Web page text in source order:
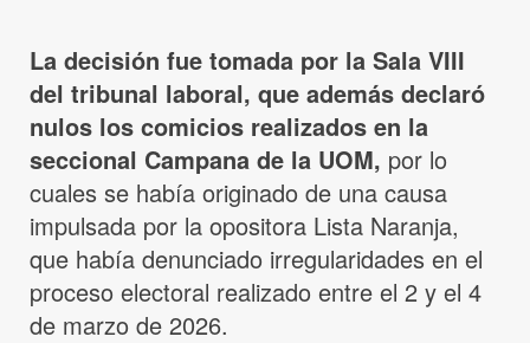
La decisión fue tomada por la Sala VIII
del tribunal laboral, que además declaró
nulos los comicios realizados en la
seccional Campana de la UOM, por lo
cuales se había originado de una causa
impulsada por la opositora Lista Naranja,
que había denunciado irregularidades en el
proceso electoral realizado entre el 2 y el 4
de marzo de 2026.